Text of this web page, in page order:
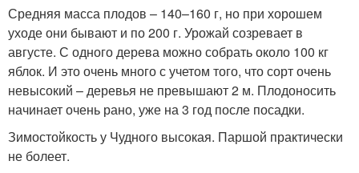
Средняя масса плодов – 140–160 г, но при хорошем
уходе они бывают и по 200 г. Урожай созревает в
августе. С одного дерева можно собрать около 100 кг
яблок. И это очень много с учетом того, что сорт очень
невысокий – деревья не превышают 2 м. Плодоносить
начинает очень рано, уже на 3 год после посадки.
Зимостойкость у Чудного высокая. Паршой практически
не болеет.